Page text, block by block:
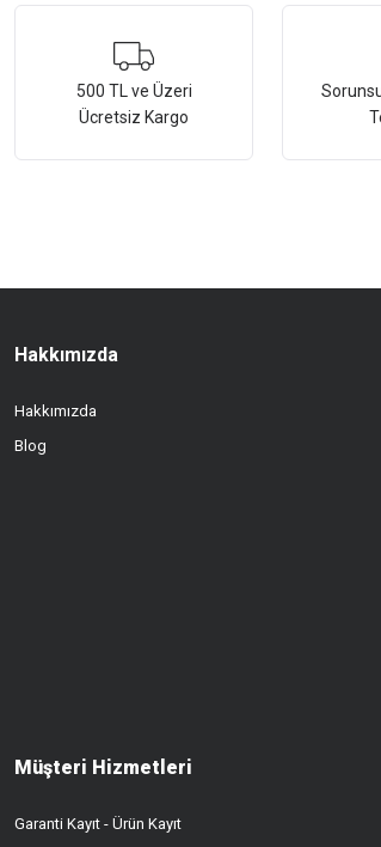
500 TL ve Üzeri
Ücretsiz Kargo
Hakkımızda
Hakkımızda
Blog
Müşteri Hizmetleri
Garanti Kayıt - Ürün Kayıt